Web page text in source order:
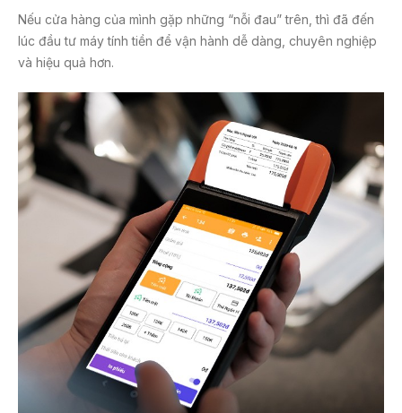
Nếu cửa hàng của mình gặp những “nỗi đau” trên, thì đã đến
lúc đầu tư máy tính tiền để vận hành dễ dàng, chuyên nghiệp
và hiệu quả hơn.